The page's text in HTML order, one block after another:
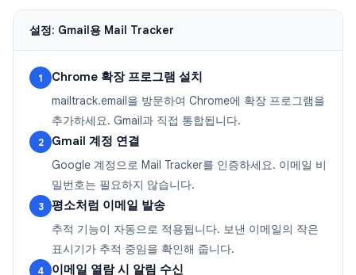
설정: Gmail용 Mail Tracker
1
Chrome 확장 프로그램 설치
mailtrack.email을 방문하여 Chrome에 확장 프로그램을
추가하세요. Gmail과 직접 통합됩니다.
2
Gmail 계정 연결
Google 계정으로 Mail Tracker를 인증하세요. 이메일 비
밀번호는 필요하지 않습니다.
3
평소처럼 이메일 발송
추적 기능이 자동으로 적용됩니다. 보낸 이메일의 작은
표시기가 추적 중임을 확인해 줍니다.
4
이메일 열람 시 알림 수신